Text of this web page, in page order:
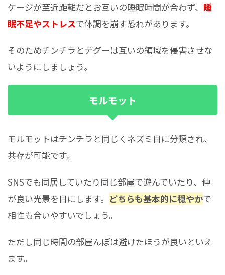
ケージが至近距離だとお互いの睡眠時間が合わず、 睡
眠不足やストレスで体調を崩す恐れがあります。
そのためチンチラとデグーは互いの領域を侵害させな
いようにしましょう。
モルモット
モルモットはチンチラと同じくネズミ目に分類され、
共存が可能です。
SNSでも同居していたり同じ部屋で遊んでいたり、仲
が良い光景を目にします。 どちらも基本的に穏やかで
相性も合いやすいでしょう。
ただし同じ時間の部屋んぽは避けたほうが良いといえ
ます。